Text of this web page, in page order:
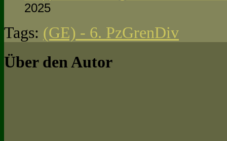
2025
Tags: (GE) - 6. PzGrenDiv
Über den Autor